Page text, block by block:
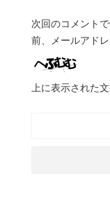
次回のコメント
前、メールアド
上に表示された